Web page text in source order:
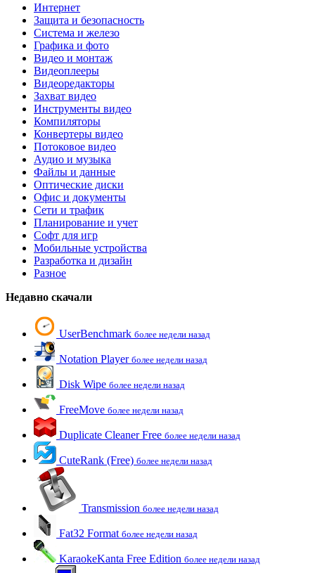
Интернет
Защита и безопасность
Система и железо
Графика и фото
Видео и монтаж
Видеоплееры
Видеоредакторы
Захват видео
Инструменты видео
Компиляторы
Конвертеры видео
Потоковое видео
Аудио и музыка
Файлы и данные
Оптические диски
Офис и документы
Сети и трафик
Планирование и учет
Софт для игр
Мобильные устройства
Разработка и дизайн
Разное
Недавно скачали
UserBenchmark более недели назад
Notation Player более недели назад
Disk Wipe более недели назад
FreeMove более недели назад
Duplicate Cleaner Free более недели назад
CuteRank (Free) более недели назад
Transmission более недели назад
Fat32 Format более недели назад
KaraokeKanta Free Edition более недели назад